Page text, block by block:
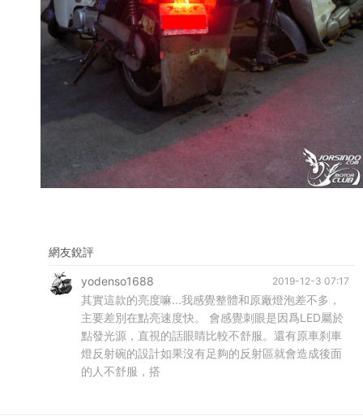
網友銳評
2019-12-3 07:17
yodenso1688
其實這款的亮度嘛...我感覺整體和原廠燈泡差不多，
主要差別在點亮速度快。 會感覺刺眼是因爲LED屬於
點發光源，直視的話眼睛比較不舒服。還有原車刹車
燈反射碗的設計如果沒有足夠的反射區就會造成後面
的人不舒服，搭